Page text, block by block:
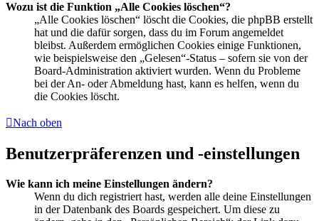
Wozu ist die Funktion „Alle Cookies löschen“?
„Alle Cookies löschen“ löscht die Cookies, die phpBB erstellt
hat und die dafür sorgen, dass du im Forum angemeldet
bleibst. Außerdem ermöglichen Cookies einige Funktionen,
wie beispielsweise den „Gelesen“-Status – sofern sie von der
Board-Administration aktiviert wurden. Wenn du Probleme
bei der An- oder Abmeldung hast, kann es helfen, wenn du
die Cookies löscht.
Nach oben
Benutzerpräferenzen und -einstellungen
Wie kann ich meine Einstellungen ändern?
Wenn du dich registriert hast, werden alle deine Einstellungen
in der Datenbank des Boards gespeichert. Um diese zu